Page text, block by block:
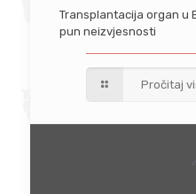
Transplantacija organ u
pun neizvjesnosti
Pročitaj